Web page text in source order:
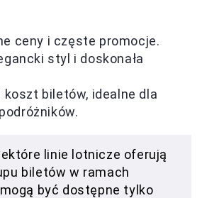
ceny i częste promocje.
styl i doskonała
koszt biletów, idealne dla
linie lotnicze oferują
biletów w ramach
być dostępne tylko